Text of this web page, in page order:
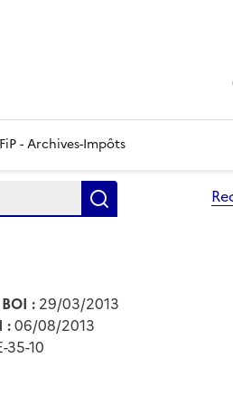
- Archives-Impôts
: 29/03/2013
:06/08/2013
35-10